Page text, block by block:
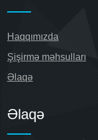
Haqqımızda
Şişirmə məhsulları
Əlaqə
Əlaqə